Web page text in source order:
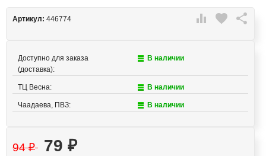
 favorite 
Артикул: 446774
Доступно для заказа
(доставка):
В наличии
ТЦ Весна: В наличии
Чаадаева, ПВЗ: В наличии
94₽ 79 ₽